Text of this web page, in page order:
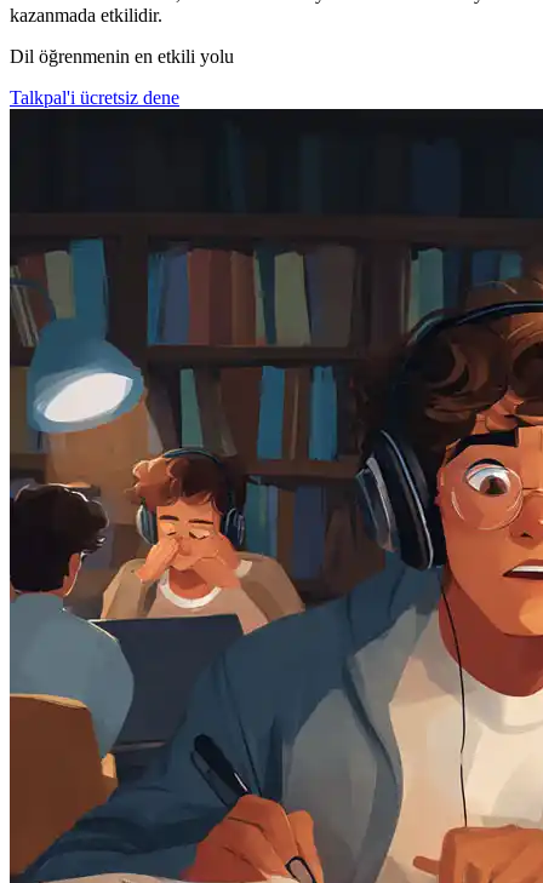
kazanmada etkilidir.
Dil öğrenmenin en etkili yolu
Talkpal'i ücretsiz dene